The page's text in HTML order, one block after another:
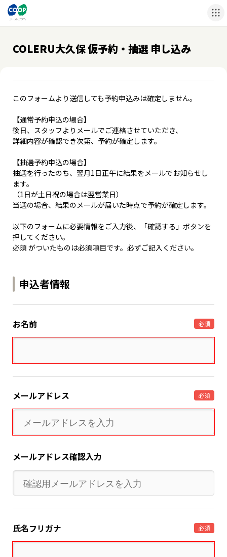
COLERU大久保 仮予約・抽選 申し込み
このフォームより送信しても予約申込みは確定しません。
【通常予約申込の場合】
後日、スタッフよりメールでご連絡させていただき、
詳細内容が確認でき次第、予約が確定します。
【抽選予約申込の場合】
抽選を行ったのち、翌月1日正午に結果をメールでお知らせし
ます。
（1日が土日祝の場合は翌営業日）
当選の場合、結果のメールが届いた時点で予約が確定します。
以下のフォームに必要情報をご入力後、「確認する」ボタンを
押してください。
必須 がついたものは必須項目です。必ずご記入ください。
申込者情報
お名前 必須
メールアドレス 必須
メールアドレス確認入力
氏名フリガナ 必須